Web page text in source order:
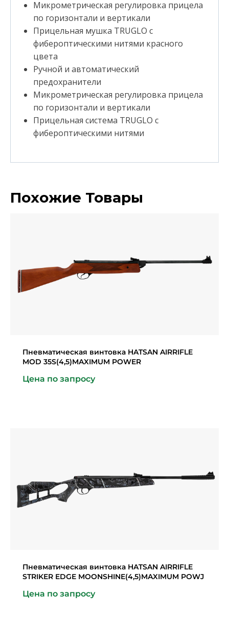
Микрометрическая регулировка прицела
по горизонтали и вертикали
Прицельная мушка TRUGLO с
фибероптическими нитями красного
цвета
Ручной и автоматический
предохранители
Микрометрическая регулировка прицела
по горизонтали и вертикали
Прицельная система TRUGLO с
фибероптическими нитями
Похожие Товары
Пневматическая винтовка HATSAN AIRRIFLE
MOD 35S(4,5)MAXIMUM POWER
Цена по запросу
Пневматическая винтовка HATSAN AIRRIFLE
STRIKER EDGE MOONSHINE(4,5)MAXIMUM POWJ
Цена по запросу